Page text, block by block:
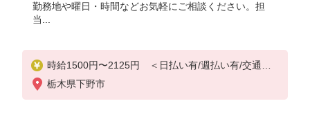
勤務地や曜日・時間などお気軽にご相談ください。担
当...
時給1500円〜2125円 ＜日払い有/週払い有/交通費
全支給(ガソリン代含む)＞
栃木県下野市